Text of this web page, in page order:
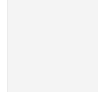
Prefeito